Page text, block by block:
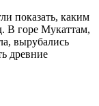
показать, каким
В горе Мукаттам,
вырубались
древние